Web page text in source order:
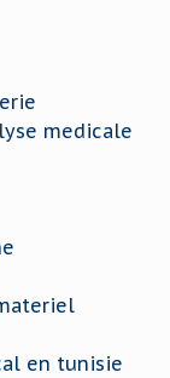
medicale
en tunisie